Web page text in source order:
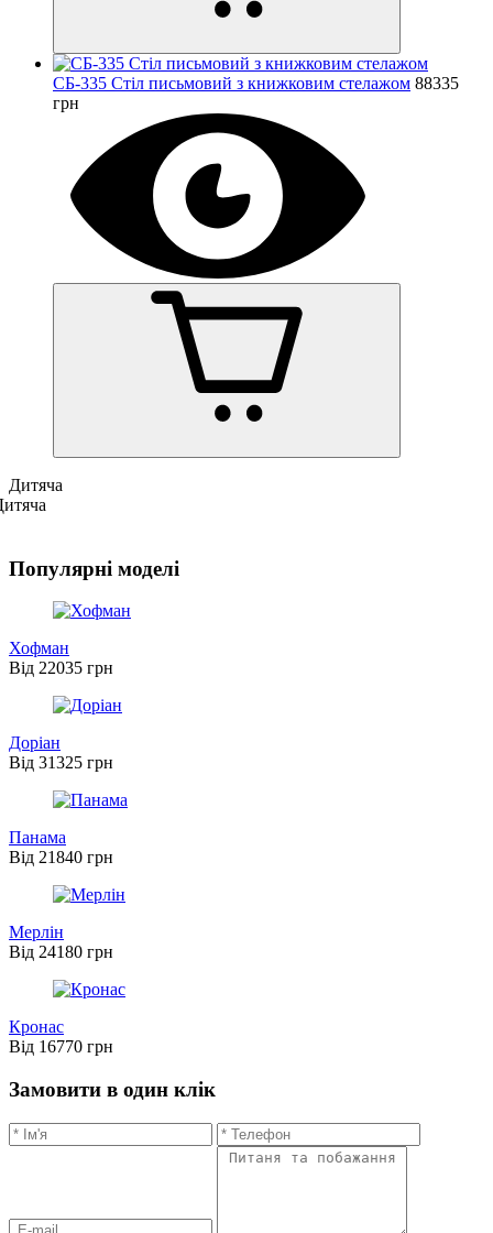
СБ-335 Стіл письмовий з книжковим стелажом 88335
грн
Дитяча
Популярні моделі
Хофман
Від 22035 грн
Доріан
Від 31325 грн
Панама
Від 21840 грн
Мерлін
Від 24180 грн
Кронас
Від 16770 грн
Замовити в один клік